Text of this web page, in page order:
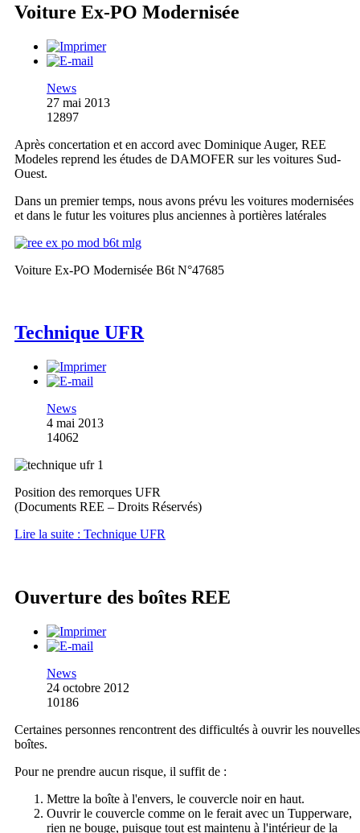
Voiture Ex-PO Modernisée
News
27 mai 2013
12897
Après concertation et en accord avec Dominique Auger, REE
Modeles reprend les études de DAMOFER sur les voitures Sud-
Ouest.
Dans un premier temps, nous avons prévu les voitures modernisées
et dans le futur les voitures plus anciennes à portières latérales
Voiture Ex-PO Modernisée B6t N°47685
Technique UFR
News
4 mai 2013
14062
Position des remorques UFR
(Documents REE – Droits Réservés)
Lire la suite : Technique UFR
Ouverture des boîtes REE
News
24 octobre 2012
10186
Certaines personnes rencontrent des difficultés à ouvrir les nouvelles
boîtes.
Pour ne prendre aucun risque, il suffit de :
Mettre la boîte à l'envers, le couvercle noir en haut.
Ouvrir le couvercle comme on le ferait avec un Tupperware,
rien ne bouge, puisque tout est maintenu à l'intérieur de la